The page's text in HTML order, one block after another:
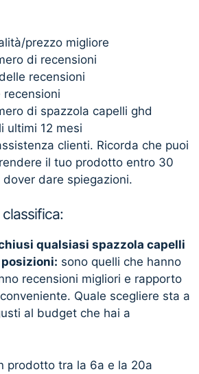
prezzo migliore
di recensioni
recensioni
di spazzola capelli ghd
ultimi 12 mesi
clienti. Ricorda che puoi
il tuo prodotto entro 30
dare spiegazioni.
qualsiasi spazzola capelli
sono quelli che hanno
recensioni migliori e rapporto
Quale scegliere sta a
al budget che hai a
prodotto tra la 6a e la 20a